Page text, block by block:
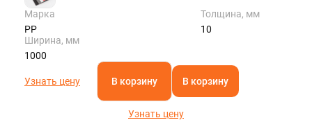
Марка
PP
Толщина, мм
10
Ширина, мм
1000
Узнать цену В корзину В корзину
Узнать цену